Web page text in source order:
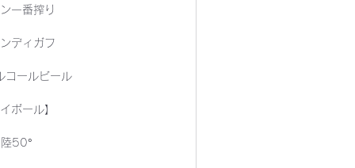
一番搾り
ディガフ
コールビール
ボール】
陸50°